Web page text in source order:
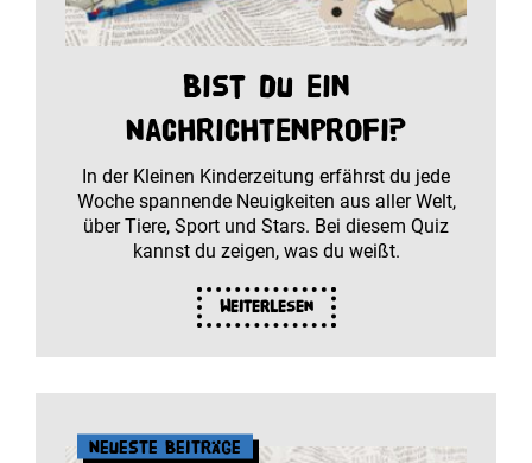
Bist du ein
Nachrichtenprofi?
In der Kleinen Kinderzeitung erfährst du jede
Woche spannende Neuigkeiten aus aller Welt,
über Tiere, Sport und Stars. Bei diesem Quiz
kannst du zeigen, was du weißt.
Weiterlesen
Neueste Beiträge